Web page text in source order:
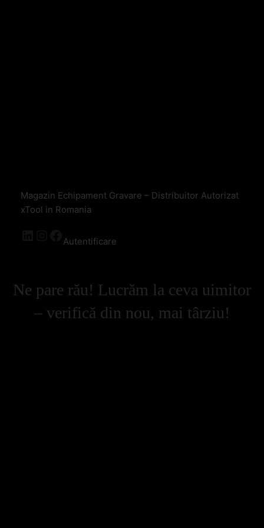
Magazin Echipament Gravare – Distribuitor Autorizat
xTool in Romania
Autentificare
Ne pare rău! Lucrăm la ceva uimitor
– verifică din nou, mai târziu!